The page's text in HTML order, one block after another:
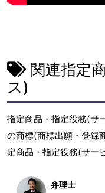
関連指定
ス)
指定商品・指定役務(サ
の商標(商標出願・登録
定商品・指定役務(サー
弁理士